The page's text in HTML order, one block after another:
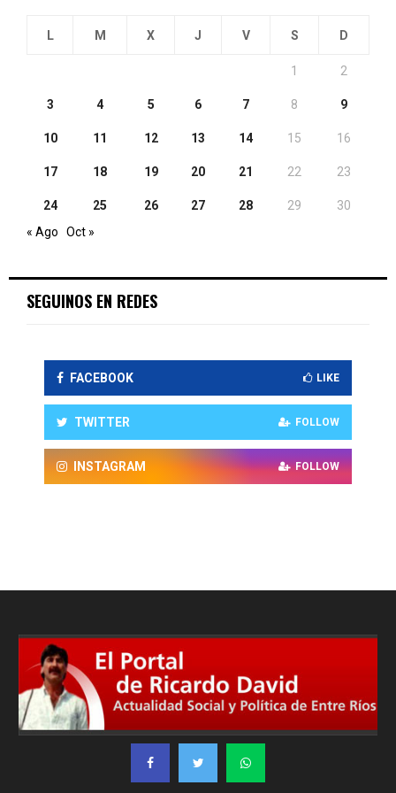
L M X J V S D
1 2
3 4 5 6 7 8 9
10 11 12 13 14 15 16
17 18 19 20 21 22 23
24 25 26 27 28 29
30
« Ago
Oct »
SEGUINOS EN REDES
FACEBOOK LIKE
TWITTER FOLLOW
INSTAGRAM FOLLOW